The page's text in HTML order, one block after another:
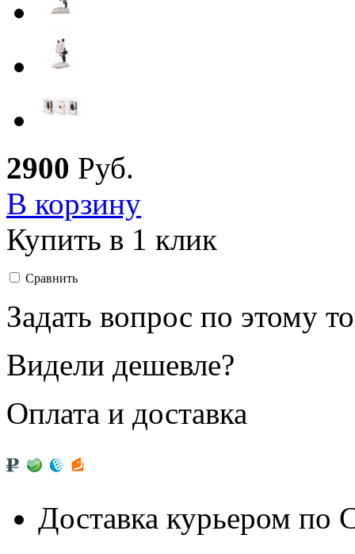
2900 Руб.
В корзину
Купить в 1 клик
Сравнить
Задать вопрос по этому
Видели дешевле?
Оплата и доставка
Доставка курьером